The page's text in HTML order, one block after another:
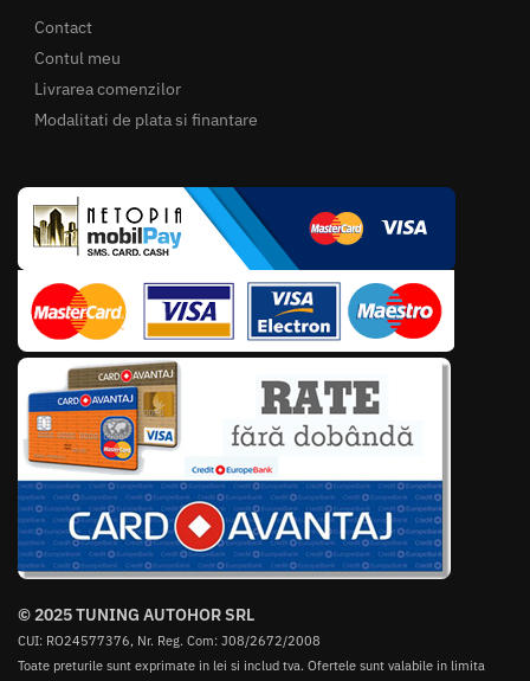
Contact
Contul meu
Livrarea comenzilor
Modalitati de plata si finantare
© 2025 TUNING AUTOHOR SRL
CUI: RO24577376, Nr. Reg. Com: J08/2672/2008
Toate preturile sunt exprimate in lei si includ tva. Ofertele sunt valabile in limita